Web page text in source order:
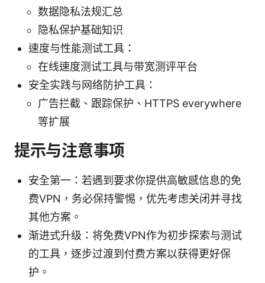
数据隐私法规汇总
隐私保护基础知识
速度与性能测试工具：
在线速度测试工具与带宽测评平台
安全实践与网络防护工具：
广告拦截、跟踪保护、HTTPS everywhere
等扩展
提示与注意事项
安全第一：若遇到要求你提供高敏感信息的免
费VPN，务必保持警惕，优先考虑关闭并寻找
其他方案。
渐进式升级：将免费VPN作为初步探索与测试
的工具，逐步过渡到付费方案以获得更好保
护。